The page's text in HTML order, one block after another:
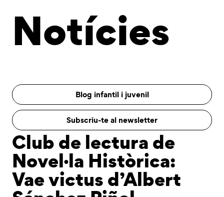
Notícies
Blog infantil i juvenil
Subscriu-te al newsletter
Club de lectura de
Novel·la Històrica:
Vae victus d’Albert